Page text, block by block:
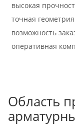
высокая
точная
возможность
оперативная
Область